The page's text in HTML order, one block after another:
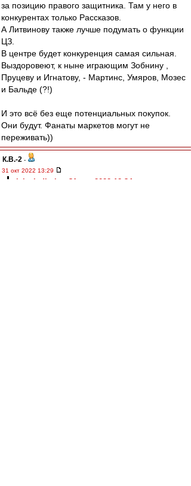
за позицию правого защитника. Там у него в
конкурентах только Рассказов.
А Литвинову также лучше подумать о функции
ЦЗ.
В центре будет конкуренция самая сильная.
Выздоровеют, к ныне играющим Зобнину ,
Пруцеву и Игнатову, - Мартинс, Умяров, Мозес
и Бальде (?!)
И это всё без еще потенциальных покупок.
Они будут. Фанаты маркетов могут не
переживать))
К.В.-2 -
31 окт 2022 13:29
alek.vladimir » 31 окт 2022 12:34